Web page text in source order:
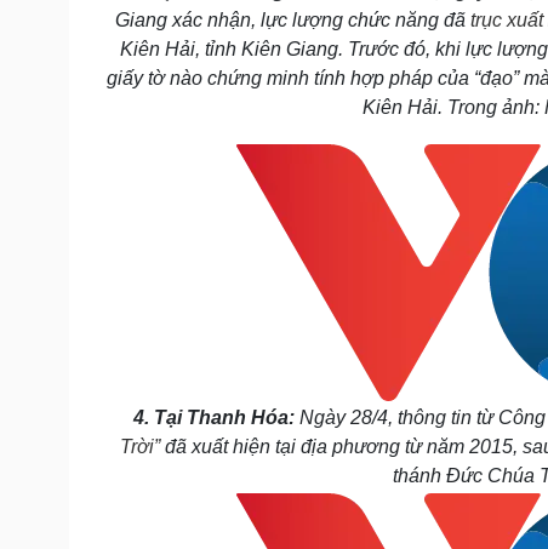
Giang xác nhận, lực lượng chức năng đãtrục xuất
Kiên Hải, tỉnh Kiên Giang. Trước đó, khi lực
giấy tờ nào chứng minh tính hợp pháp của “đạo”
Kiên Hải. Trong
4. Tại Thanh Hóa: Ngày 28/4, thông tin từ
Trời”đã xuất hiện tại địa phương từ năm 2015,
thánh Đức Chúa